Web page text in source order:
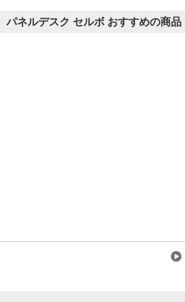
パネルデスク セルボ おすすめの商品